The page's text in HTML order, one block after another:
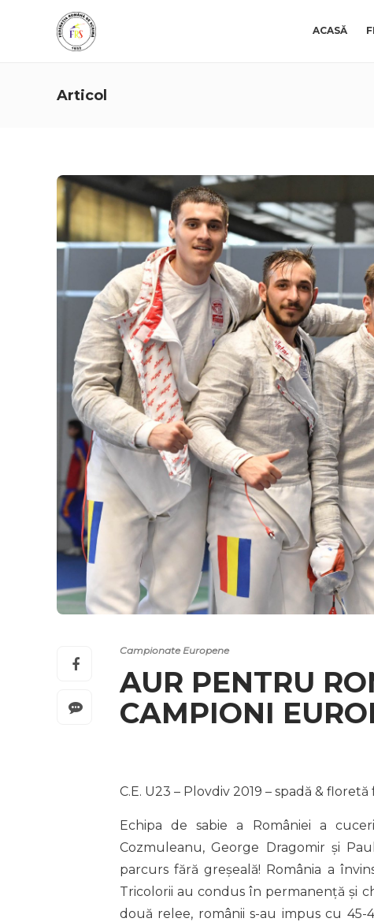
ACASĂ
Articol
Campionate Europene
AUR PENTRU
CAMPIONI
C.E. U23 – Plovdiv 2019 – spadă &
Echipa de sabie a României a
Cozmuleanu, George Dragomir și
parcurs fără greșeală! România a
Tricolorii au condus în permanență și
două relee, românii s-au impus cu 45-